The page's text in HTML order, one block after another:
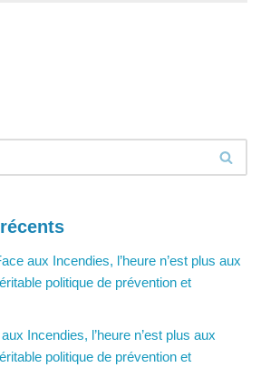
aux Incendies, l’heure n’est plus aux
politique de prévention et
Incendies, l’heure n’est plus aux
politique de prévention et